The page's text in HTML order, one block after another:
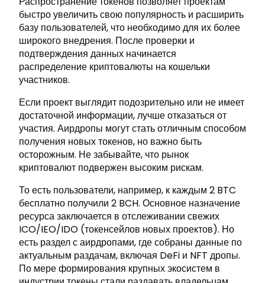
быстро увеличить свою популярность и расширить
базу пользователей, что необходимо для их более
широкого внедрения. После проверки и
подтверждения данных начинается
распределение криптовалюты на кошельки
участников.
Если проект выглядит подозрительно или не имеет
достаточной информации, лучше отказаться от
участия. Аирдропы могут стать отличным способом
получения новых токенов, но важно быть
осторожным. Не забывайте, что рынок
криптовалют подвержен высоким рискам.
То есть пользователи, например, к каждым 2 BTC
бесплатно получили 2 BCH. Основное назначение
ресурса заключается в отслеживании свежих
ICO/IEO/IDO (токенсейлов новых проектов). Но
есть раздел с аирдропами, где собраны данные по
актуальным раздачам, включая DeFi и NFT дропы.
По мере формирования крупных экосистем в